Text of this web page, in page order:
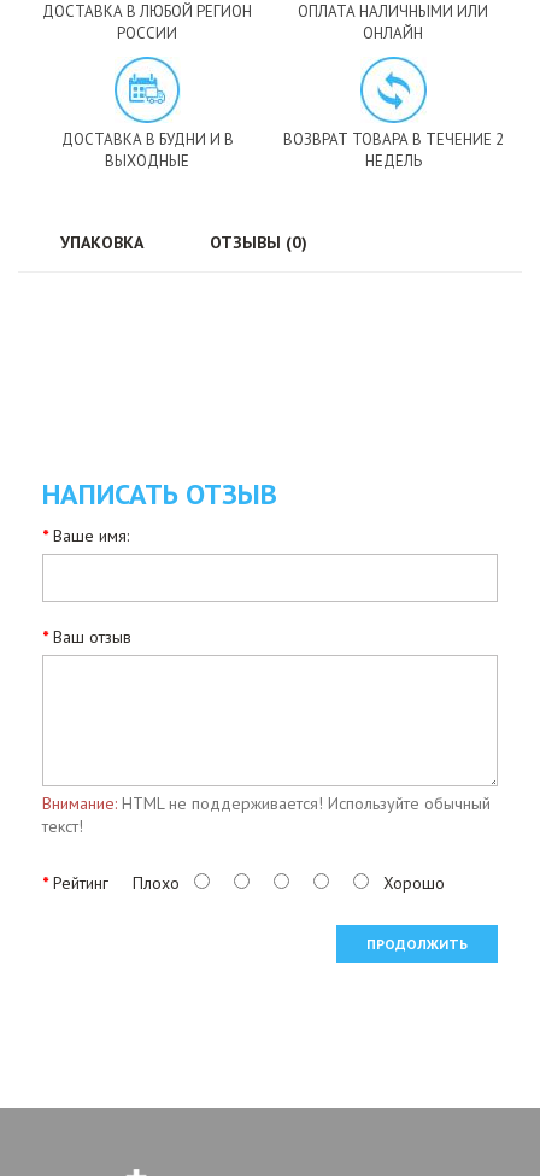
ДОСТАВКА В ЛЮБОЙ РЕГИОН
РОССИИ
ОПЛАТА НАЛИЧНЫМИ ИЛИ
ОНЛАЙН
ДОСТАВКА В БУДНИ И В
ВЫХОДНЫЕ
ВОЗВРАТ ТОВАРА В ТЕЧЕНИЕ 2
НЕДЕЛЬ
УПАКОВКА ОТЗЫВЫ (0)
НАПИСАТЬ ОТЗЫВ
Ваше имя:
Ваш отзыв
Внимание: HTML не поддерживается! Используйте обычный
текст!
Рейтинг Плохо Хорошо
ПРОДОЛЖИТЬ